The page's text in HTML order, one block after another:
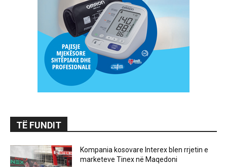
TË FUNDIT
Kompania kosovare Interex blen rrjetin e
marketeve Tinex në Maqedoni